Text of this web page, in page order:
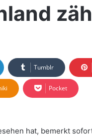
Tumblr
Pocket
hat, bemerkt